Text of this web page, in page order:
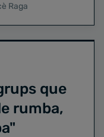
Raga
que
rumba,